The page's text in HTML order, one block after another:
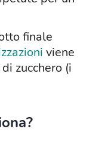
finale
viene
zucchero (i